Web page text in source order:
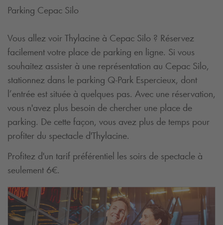
Parking Cepac Silo
Vous allez voir Thylacine à Cepac Silo ? Réservez
facilement votre place de parking en ligne. Si vous
souhaitez assister à une représentation au Cepac Silo,
stationnez dans le parking Q-Park Espercieux, dont
l’entrée est située à quelques pas. Avec une réservation,
vous n'avez plus besoin de chercher une place de
parking. De cette façon, vous avez plus de temps pour
profiter du spectacle d'Thylacine.
Profitez d'un tarif préférentiel les soirs de spectacle à
seulement 6€.